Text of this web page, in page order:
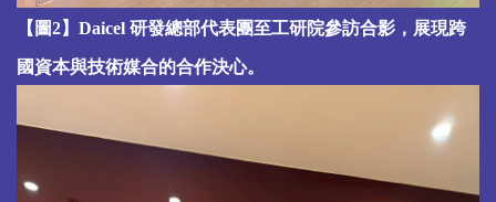
【圖2】Daicel 研發總部代表團至工研院參訪合影，展現跨
國資本與技術媒合的合作決心。